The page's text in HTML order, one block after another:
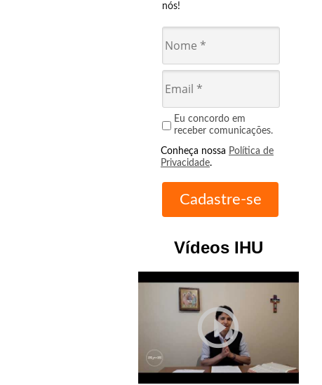
nós!
Eu concordo em
receber comunicações.
Conheça nossa Política de
Privacidade.
Vídeos IHU
play_circle_outline